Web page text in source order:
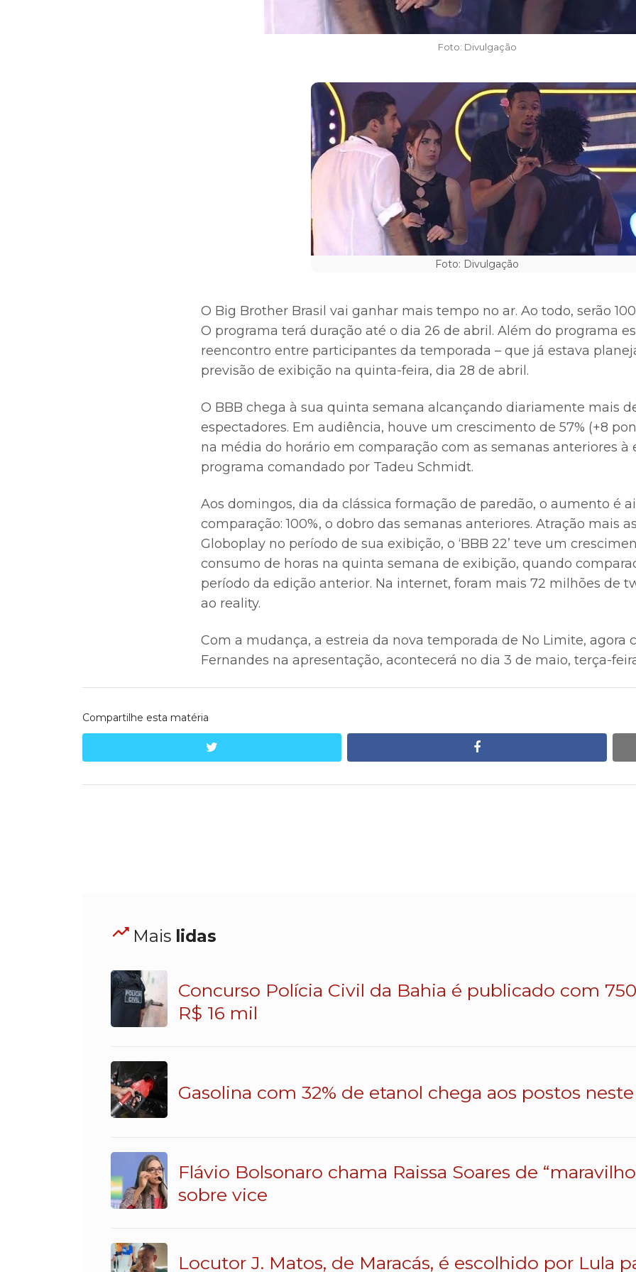
Foto: Divulgação
Foto: Divulgação
O Big Brother Brasil vai ganhar mais tempo no ar. Ao todo, serão 100
O programa terá duração até o dia 26 de abril. Além do programa
reencontro entre participantes da temporada – que já estava
previsão de exibição na quinta-feira, dia 28 de abril.
O BBB chega à sua quinta semana alcançando diariamente mais
espectadores. Em audiência, houve um crescimento de 57% (+8
na média do horário em comparação com as semanas anteriores à
programa comandado por Tadeu Schmidt.
Aos domingos, dia da clássica formação de paredão, o aumento é
comparação: 100%, o dobro das semanas anteriores. Atração mais
Globoplay no período de sua exibição, o ‘BBB 22’ teve um
consumo de horas na quinta semana de exibição, quando
período da edição anterior. Na internet, foram mais 72 milhões de
ao reality.
Com a mudança, a estreia da nova temporada de No Limite, agora
Fernandes na apresentação, acontecerá no dia 3 de maio, terça-
Compartilhe esta matéria
facebook
Mais lidas
Concurso Polícia Civil da Bahia é publicado com
R$ 16 mil
Gasolina com 32% de etanol chega aos postos neste
Flávio Bolsonaro chama Raissa Soares de
sobre vice
Locutor J. Matos, de Maracás, é escolhido por Lula